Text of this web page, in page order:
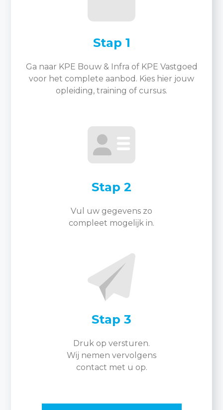
Stap 1
Ga naar KPE Bouw & Infra of KPE Vastgoed
voor het complete aanbod. Kies hier jouw
opleiding, training of cursus.
Stap 2
Vul uw gegevens zo
compleet mogelijk in.
Stap 3
Druk op versturen.
Wij nemen vervolgens
contact met u op.